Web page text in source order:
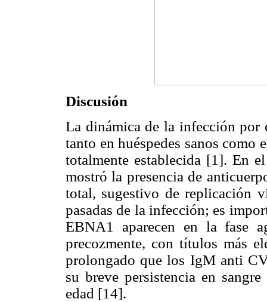
Discusión
La dinámica de la infección por
tanto en huéspedes sanos como
totalmente establecida [1]. En
mostró la presencia de
total, sugestivo de replicación
pasadas de la infección; es
EBNA1 aparecen en la fase
precozmente, con títulos más
prolongado que los IgM anti
su breve persistencia en
edad [14].